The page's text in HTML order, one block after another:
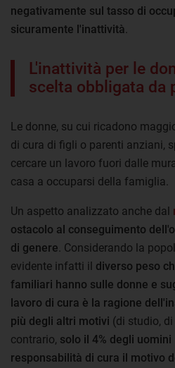
negativamente sul tasso di
sicuramente l'inattività
L'inattività per le
scelta obbligata da
Le donne, su cui ricadono
di cura di figli o parenti anziani,
cercare un lavoro fuori dalle
casa a occuparsi della famiglia.
Un aspetto analizzato anche dal
ostacolo al conseguimento
di genere . Considerando la
evidente infatti il diverso peso
familiari hanno sulle donne e
lavoro di cura è la ragione
più degli altri motivi (di studio,
contrario, solo il 4% degli
responsabilità di cura il motivo